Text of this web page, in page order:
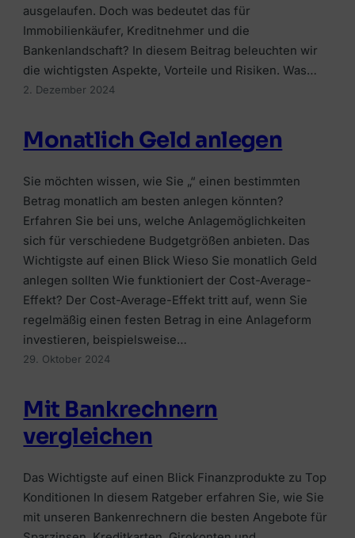
ausgelaufen. Doch was bedeutet das für
Immobilienkäufer, Kreditnehmer und die
Bankenlandschaft? In diesem Beitrag beleuchten wir
die wichtigsten Aspekte, Vorteile und Risiken. Was…
2. Dezember 2024
Monatlich Geld anlegen
Sie möchten wissen, wie Sie „“ einen bestimmten
Betrag monatlich am besten anlegen könnten?
Erfahren Sie bei uns, welche Anlagemöglichkeiten
sich für verschiedene Budgetgrößen anbieten. Das
Wichtigste auf einen Blick Wieso Sie monatlich Geld
anlegen sollten Wie funktioniert der Cost-Average-
Effekt? Der Cost-Average-Effekt tritt auf, wenn Sie
regelmäßig einen festen Betrag in eine Anlageform
investieren, beispielsweise…
29. Oktober 2024
Mit Bankrechnern
vergleichen
Das Wichtigste auf einen Blick Finanzprodukte zu Top
Konditionen In diesem Ratgeber erfahren Sie, wie Sie
mit unseren Bankenrechnern die besten Angebote für